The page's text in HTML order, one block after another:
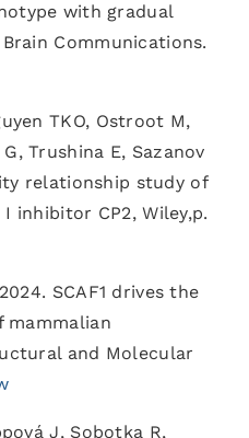
with gradual
Communications.
TKO, Ostroot M,
Trushina E, Sazanov
relationship study of
inhibitor CP2, Wiley,p.
SCAF1 drives the
mammalian
and Molecular
J, Sobotka R,